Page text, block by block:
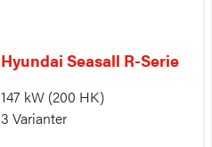
Hyundai Seasall R-Serie
147 kW (200 HK)
3 Varianter